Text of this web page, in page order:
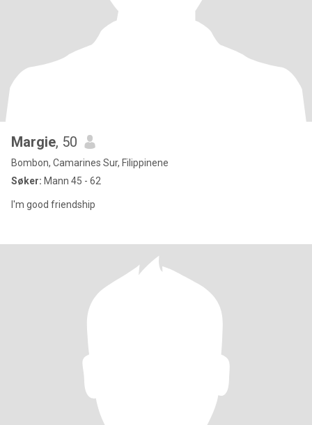
Margie, 50
Bombon, Camarines Sur, Filippinene
Søker: Mann 45 - 62
I'm good friendship